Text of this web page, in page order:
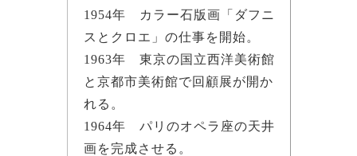
1954年 カラー石版画「ダフニ
スとクロエ」の仕事を開始。
1963年 東京の国立西洋美術館
と京都市美術館で回顧展が開か
れる。
1964年 パリのオペラ座の天井
画を完成させる。